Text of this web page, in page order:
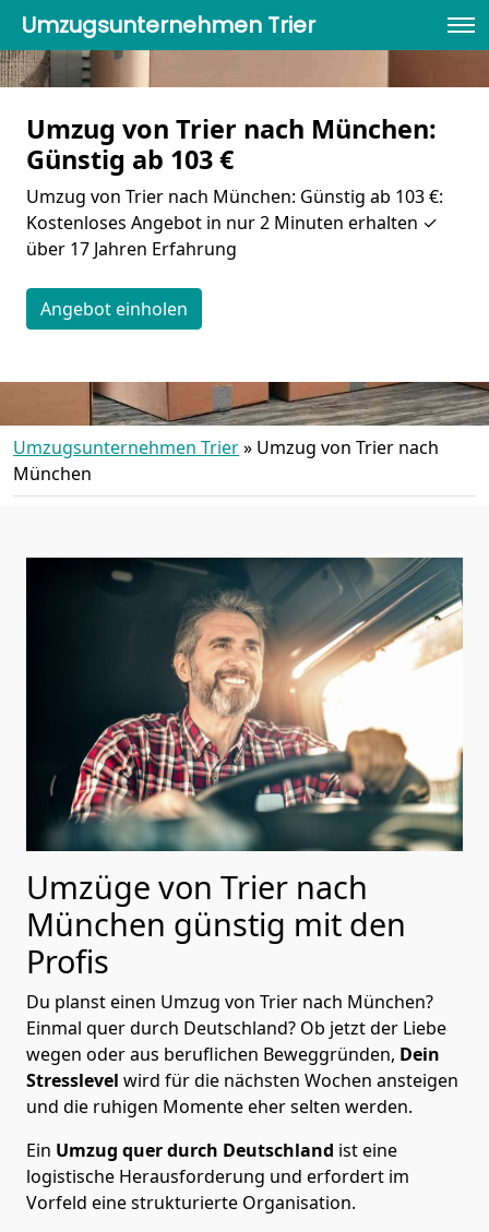
Umzugsunternehmen Trier
Umzug von Trier nach München:
Günstig ab 103 €
Umzug von Trier nach München: Günstig ab 103 €:
Kostenloses Angebot in nur 2 Minuten erhalten ✓
über 17 Jahren Erfahrung
Angebot einholen
Umzugsunternehmen Trier» Umzug von Trier nach
München
Umzüge von Trier nach
München günstig mit den
Profis
Du planst einen Umzug von Trier nach München?
Einmal quer durch Deutschland? Ob jetzt der Liebe
wegen oder aus beruflichen Beweggründen, Dein
Stresslevel wird für die nächsten Wochen ansteigen
und die ruhigen Momente eher selten werden.
Ein Umzug quer durch Deutschland ist eine
logistische Herausforderung und erfordert im
Vorfeld eine strukturierte Organisation.